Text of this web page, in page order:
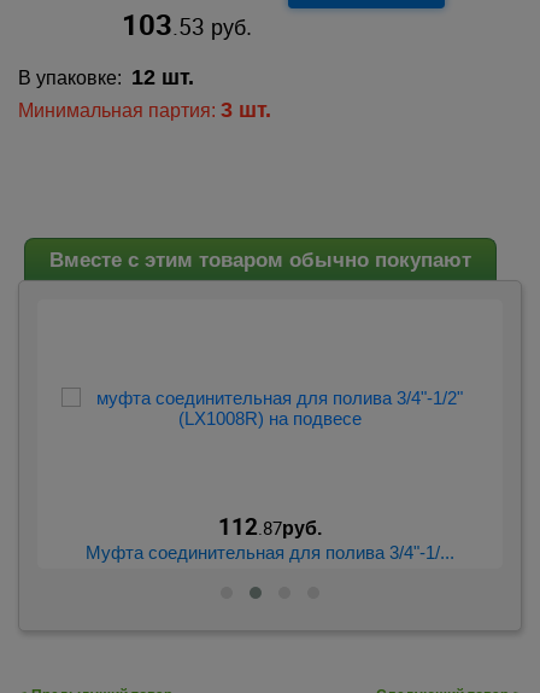
103.53 руб.
В упаковке: 12 шт.
Минимальная партия: 3 шт.
Вместе с этим товаром обычно покупают
112.87руб.
Муфта соединительная для полива 3/4"-1/...